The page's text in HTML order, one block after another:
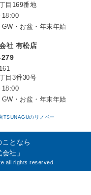
目169番地
18:00
GW・お盆・年末年始
社 有松店
目3番30号
18:00
GW・お盆・年末年始
となら
社」
all rights reserved.